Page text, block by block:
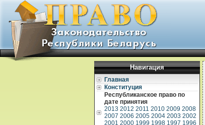
Навигация
Главная
Конституция
Республиканское право по
дате принятия
2013 2012 2011 2010 2009 2008
2007 2006 2005 2004 2003 2002
2001 2000 1999 1998 1997 1996